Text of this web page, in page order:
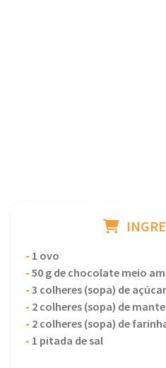
- 1 ovo
-50 g de chocolate meio
-3 colheres (sopa) de açúcar
- 2 colheres (sopa) de
- 2 colheres (sopa) de
- 1 pitada de sal